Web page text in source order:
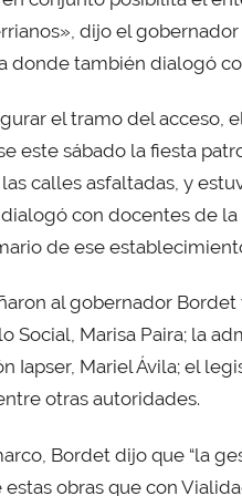
itt
er
at
s
A
p
p
m
p
ar
tir
dijo el
donde también dialogó
el tramo del acceso,
este sábado la fiesta
calles asfaltadas, y
con docentes de la
de ese
al gobernador
Social, Marisa Paira; la
Iapser, Mariel Ávila; el
otras autoridades.
Bordet dijo que “la
obras que con